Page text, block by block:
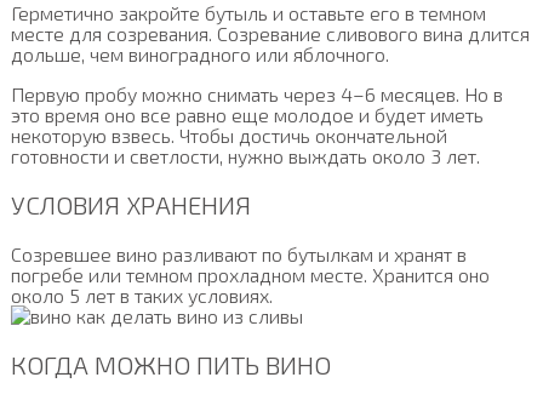
Герметично закройте бутыль и оставьте его в темном
месте для созревания. Созревание сливового вина длится
дольше, чем виноградного или яблочного.
Первую пробу можно снимать через 4–6 месяцев. Но в
это время оно все равно еще молодое и будет иметь
некоторую взвесь. Чтобы достичь окончательной
готовности и светлости, нужно выждать около 3 лет.
УСЛОВИЯ ХРАНЕНИЯ
Созревшее вино разливают по бутылкам и хранят в
погребе или темном прохладном месте. Хранится оно
около 5 лет в таких условиях.
КОГДА МОЖНО ПИТЬ ВИНО